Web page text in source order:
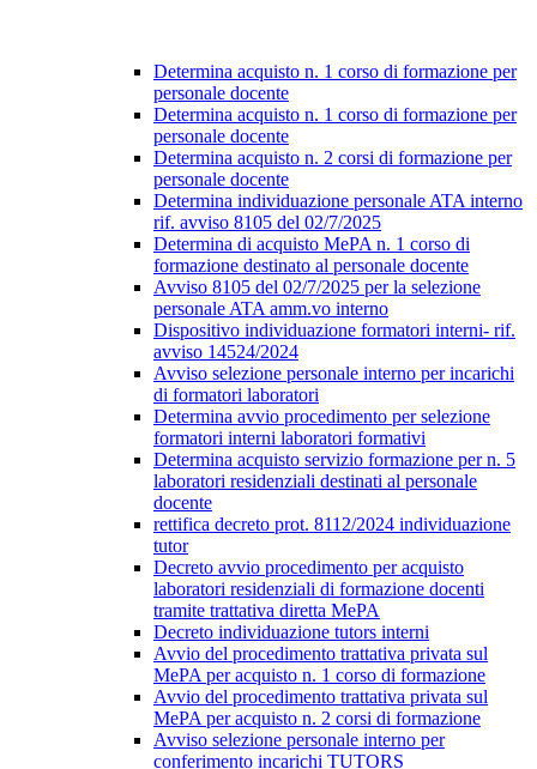
Determina acquisto n. 1 corso di formazione per
personale docente
Determina acquisto n. 1 corso di formazione per
personale docente
Determina acquisto n. 2 corsi di formazione per
personale docente
Determina individuazione personale ATA interno
rif. avviso 8105 del 02/7/2025
Determina di acquisto MePA n. 1 corso di
formazione destinato al personale docente
Avviso 8105 del 02/7/2025 per la selezione
personale ATA amm.vo interno
Dispositivo individuazione formatori interni- rif.
avviso 14524/2024
Avviso selezione personale interno per incarichi
di formatori laboratori
Determina avvio procedimento per selezione
formatori interni laboratori formativi
Determina acquisto servizio formazione per n. 5
laboratori residenziali destinati al personale
docente
rettifica decreto prot. 8112/2024 individuazione
tutor
Decreto avvio procedimento per acquisto
laboratori residenziali di formazione docenti
tramite trattativa diretta MePA
Decreto individuazione tutors interni
Avvio del procedimento trattativa privata sul
MePA per acquisto n. 1 corso di formazione
Avvio del procedimento trattativa privata sul
MePA per acquisto n. 2 corsi di formazione
Avviso selezione personale interno per
conferimento incarichi TUTORS